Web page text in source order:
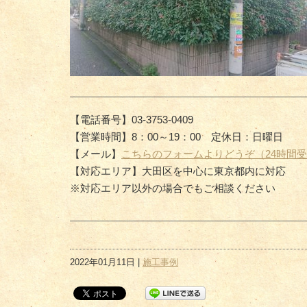
【電話番号】03-3753-0409
【営業時間】8：00～19：00 定休日：日曜日
【メール】
こちらのフォームよりどうぞ（24時間
【対応エリア】大田区を中心に東京都内に対応
※対応エリア以外の場合でもご相談ください
2022年01月11日 | 施工事例